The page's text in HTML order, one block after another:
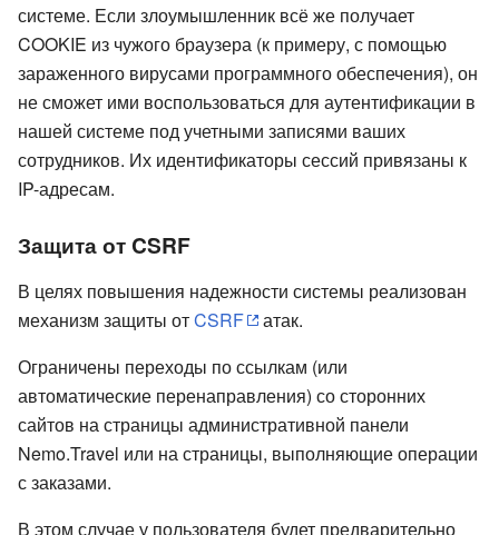
системе. Если злоумышленник всё же получает
COOKIE из чужого браузера (к примеру, с помощью
зараженного вирусами программного обеспечения), он
не сможет ими воспользоваться для аутентификации в
нашей системе под учетными записями ваших
сотрудников. Их идентификаторы сессий привязаны к
IP-адресам.
Защита от CSRF
В целях повышения надежности системы реализован
механизм защиты отCSRF
атак.
Ограничены переходы по ссылкам (или
автоматические перенаправления) со сторонних
сайтов на страницы административной панели
Nemo.Travel или на страницы, выполняющие операции
с заказами.
В этом случае у пользователя будет предварительно